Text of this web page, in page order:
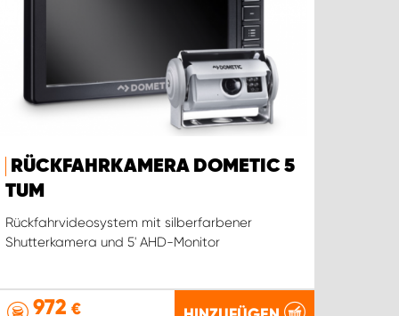
RÜCKFAHRKAMERA DOMETIC 5
TUM
Rückfahrvideosystem mit silberfarbener
Shutterkamera und 5' AHD-Monitor
972 €